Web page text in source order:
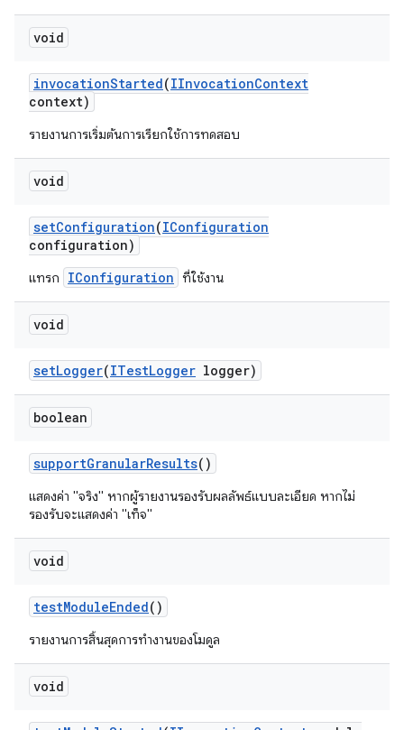
void
invocationStarted(IInvocationContext
context)
รายงานการเริ่มต้นการเรียกใช้การทดสอบ
void
setConfiguration(IConfiguration
configuration)
แทรก IConfiguration ที่ใช้งาน
void
setLogger(ITestLogger logger)
boolean
supportGranularResults()
แสดงค่า "จริง" หากผู้รายงานรองรับผลลัพธ์แบบละเอียด หากไม่
รองรับจะแสดงค่า "เท็จ"
void
testModuleEnded()
รายงานการสิ้นสุดการทำงานของโมดูล
void